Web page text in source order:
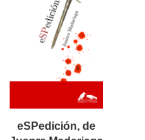
eSPedición, de